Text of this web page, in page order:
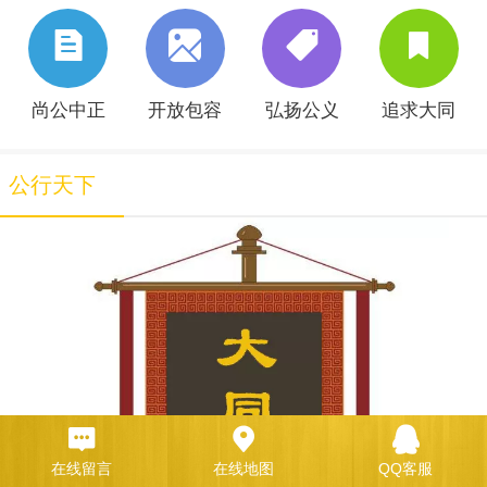
尚公中正 开放包容 弘扬公义 追求大同
公行天下
在线留言 在线地图 QQ客服